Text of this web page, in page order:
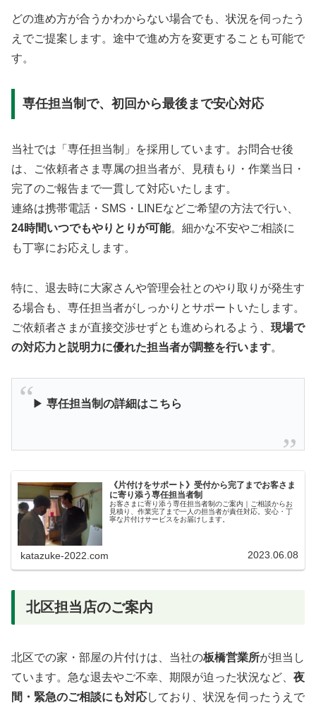
どの進め方が合うかわからない場合でも、状況を伺ったう
えでご提案します。途中で進め方を変更することも可能で
す。
専任担当制で、初回から最後まで安心対応
当社では「専任担当制」を採用しています。お問合せ後
は、ご依頼者さま専属の担当者が、見積もり・作業当日・
完了のご報告まで一貫して対応いたします。
連絡は携帯電話・SMS・LINEなどご希望の方法で行い、
24時間いつでもやりとりが可能。細かな不安やご相談に
も丁寧にお応えします。
特に、退去時に大家さんや管理会社とのやり取りが発生す
る場合も、専任担当者がしっかりとサポートいたします。
ご依頼者さまが直接交渉せずとも進められるよう、 現場で
の対応力と説明力に優れた担当者が調整を行います。
▶ 専任担当制の詳細はこちら
《片付けをサポート》受付から完了までお客さま
に寄り添う専任担当者制
お客さまに寄り添う専任担当者制のご案内｜ご相談からお
見積り、作業完了まで一人の担当者が責任対応。安心・丁
寧な片付けサービスをお届けします。
katazuke-2022.com 2023.06.08
北区担当店のご案内
北区での家・部屋の片付けは、当社の板橋営業所が担当し
ています。急な退去やご不幸、期限が迫った状況など、 夜
間・緊急のご相談にも対応しており、状況を伺ったうえで